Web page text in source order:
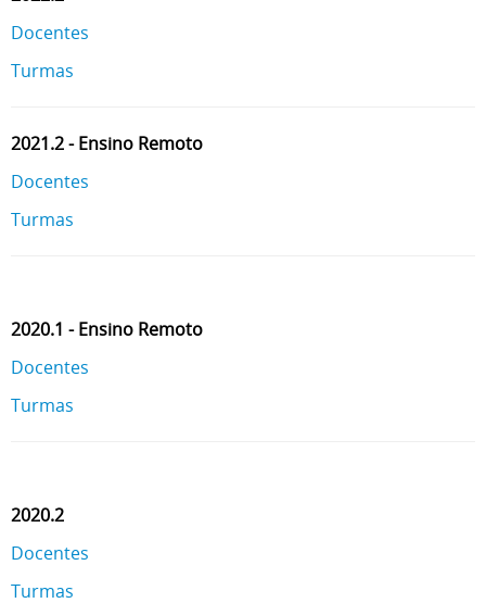
Docentes
Turmas
2021.2 - Ensino Remoto
Docentes
Turmas
2020.1 - Ensino Remoto
Docentes
Turmas
2020.2
Docentes
Turmas